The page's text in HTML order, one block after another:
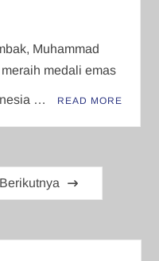
Muhammad
medali emas
… READ MORE
Berikutnya